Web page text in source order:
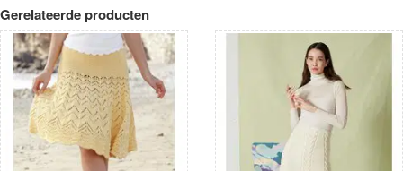
Gerelateerde producten